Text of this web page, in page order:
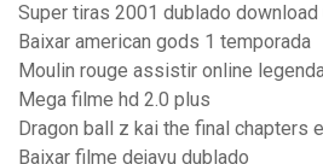
Super tiras 2001 dublado download
Baixar american gods 1 temporada
Moulin rouge assistir online
Mega filme hd 2.0 plus
Dragon ball z kai the final chapters
Baixar filme dejavu dublado